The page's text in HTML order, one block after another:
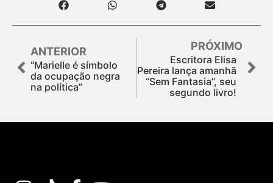
ANTERIOR
“Marielle é símbolo
da ocupação negra
na política”
PRÓXIMO
Escritora Elisa
Pereira lança amanhã
“Sem Fantasia”, seu
segundo livro!